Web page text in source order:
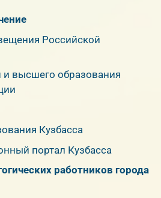
Российской
и высшего образования
Кузбасса
портал Кузбасса
работников города